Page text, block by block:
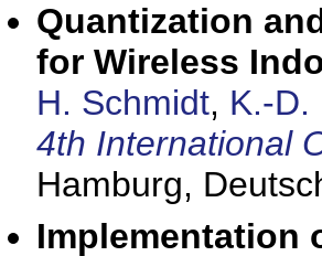
Quantization
for Wireless
H. Schmidt, K.-D.
4th International
Hamburg,
Implementation